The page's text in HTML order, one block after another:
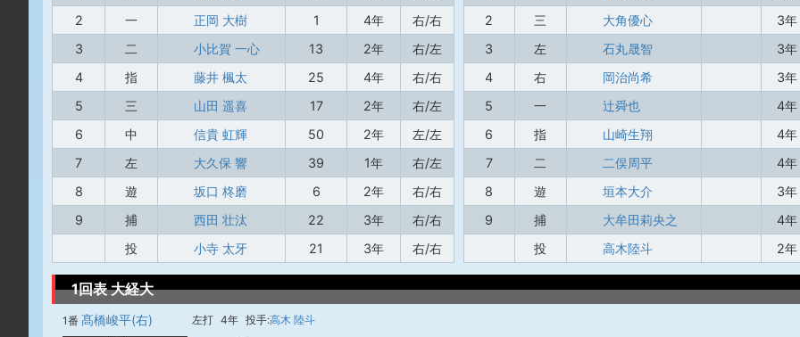
2
一 正岡 大樹 1 4年
右/右
3
二 小比賀 一心 13 2年
右/左
4
指 藤井 楓太 25 4年
右/右
5
三 山田 遥喜 17 2年
右/左
6
中 信貴 虹輝 50 2年
左/左
7
左 大久保 響 39 1年
右/左
8
遊 坂口 柊磨 6 2年
右/右
9
捕 西田 壮汰 22 3年
右/右
投
小寺 太牙 21 3年 右/右
2
三 大角優心 3年
3
左 石丸晟智 3年
4
右 岡治尚希
3年
5
一 辻舜也 4年
6
指 山崎生翔 4年
7
二 二俣周平 4年
8
遊 垣本大介 3年
9
捕 大牟田莉央之 4年
投
高木陸斗 2年
1回表 大経大
1番 髙橋峻平(右) 左打 4年 投手:高木 陸斗